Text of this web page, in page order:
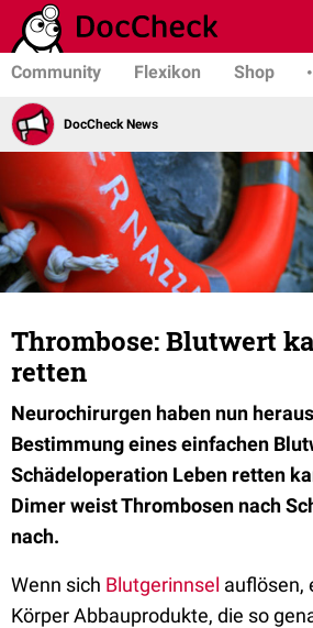
Community Flexikon Shop
DocCheck News
Thrombose: Blutwert
retten
Neurochirurgen haben nun
Bestimmung eines einfachen
Schädeloperation Leben retten
Dimer weist Thrombosen nach
nach.
Wenn sich Blutgerinnsel auflösen,
Körper Abbauprodukte, die so